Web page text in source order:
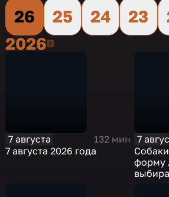
26
25 24 23
20262026
7 августа
132 мин
7 августа 2026 года
7
форму